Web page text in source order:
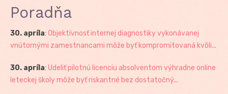
Poradňa
30. apríla: Objektívnosť internej diagnostiky vykonávanej
vnútornými zamestnancami môže byť kompromitovaná kvôli...
30. apríla: Udeliť pilotnú licenciu absolventom výhradne online
leteckej školy môže byť riskantné bez dostatočný...